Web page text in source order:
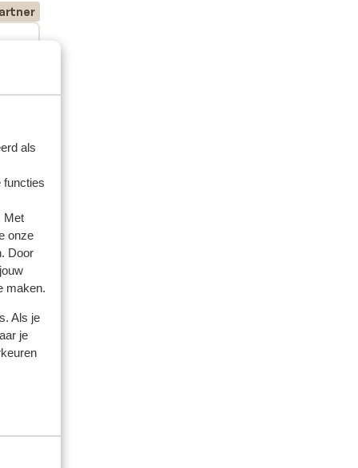
als
functies
Met
onze
Door
maken.
Als je
je